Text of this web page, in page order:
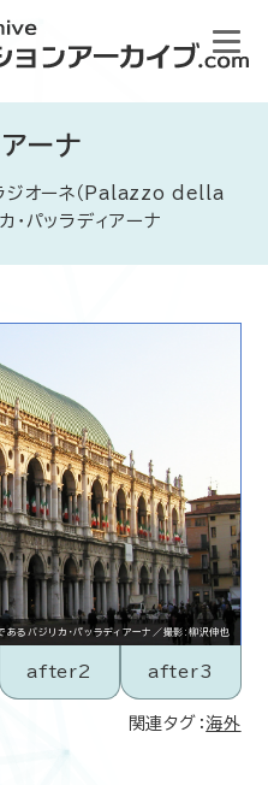
ーナ
ラジオーネ（Palazzo della
パッラディアーナ
あるバジリカ・パッラディアーナ／撮影:柳沢伸也
after2 after3
関連タグ：海外